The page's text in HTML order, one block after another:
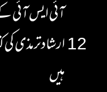
12
آئی ایس آئی کے
ارشادترمذی
ہیں